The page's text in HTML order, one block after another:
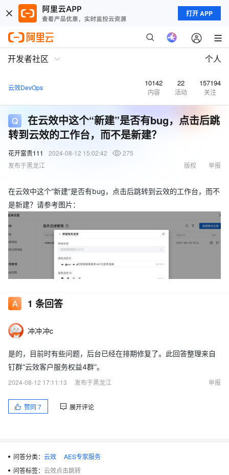
打开 APP
开发者社区 个人
云效DevOps 10142
内容
22
活动
157194
关注
在云效中这个“新建”是否有bug，点击后跳
转到云效的工作台，而不是新建？
花开富贵111 2024-08-12 15:02:42
275
发布于黑龙江
举报
版权
在云效中这个“新建”是否有bug，点击后跳转到云效的工作台，而不
是新建？请参考图片：
1 条回答
冲冲冲c
是的，目前时有些问题，后台已经在排期修复了。此回答整理来自
钉群“云效客户服务权益4群”。
2024-08-12 17:11:13
发布于黑龙江 举报
赞同 7 展开评论
问答分类： 云效
AES专家服务
问答标签： 云效点击跳转